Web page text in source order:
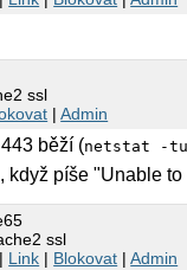
ssl
|Admin
běží (netstat -
když píše "Unable
ssl
| Link | Blokovat |Admin